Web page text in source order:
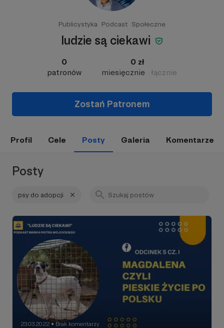
Publicystyka Podcast Społeczne
ludzie są ciekawi
0
patronów
0 zł
miesięcznie
łącznie
Zostań Patronem
Profil Cele Posty Galeria Komentarze
Posty
psy do adopcji
23.03.2022 ● Brak komentarzy